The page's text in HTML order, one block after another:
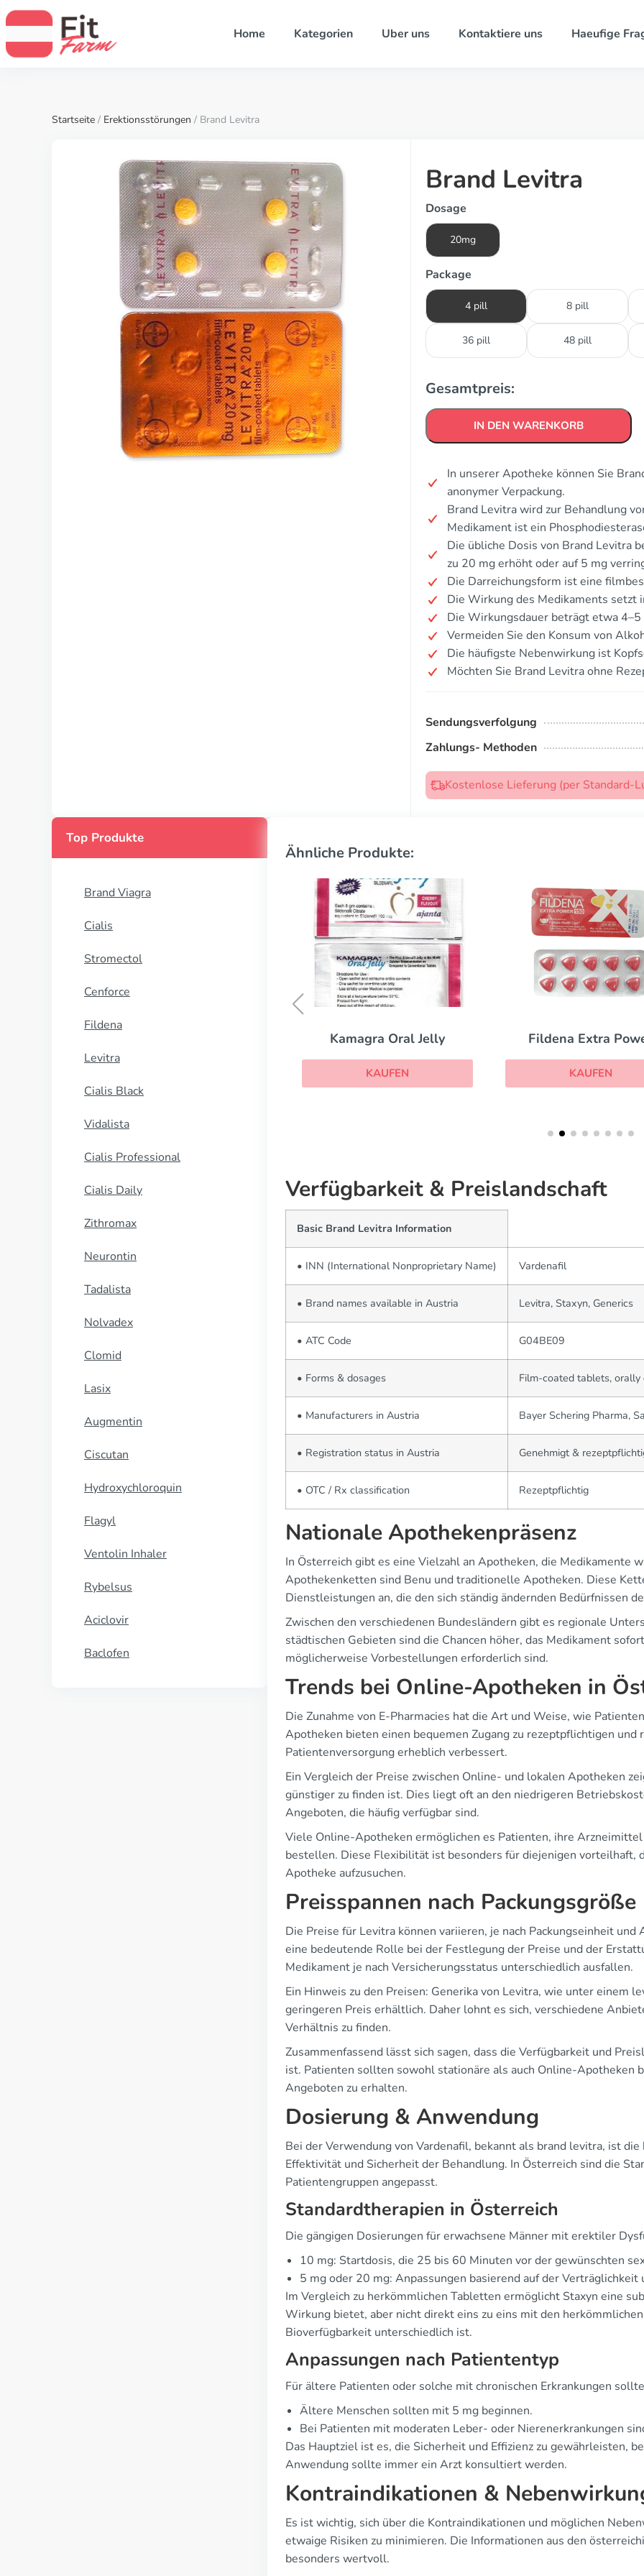
Home Kategorien Uber uns Kontaktiere uns Haeufige
Startseite / Erektionsstörungen / Brand Levitra
Brand Levitra
Dosage
20mg
Package
4 pill 8 pill
36 pill 48 pill
Gesamtpreis:
IN DEN WARENKORB
In unserer Apotheke können Sie
anonymer Verpackung.
Brand Levitra wird zur Behandlung
Medikament ist ein
Die übliche Dosis von Brand Levitra
zu 20 mg erhöht oder auf 5 mg
Die Darreichungsform ist eine
Die Wirkung des Medikaments setzt
Die Wirkungsdauer beträgt etwa 4–5
Vermeiden Sie den Konsum von
Die häufigste Nebenwirkung ist
Möchten Sie Brand Levitra ohne
Sendungsverfolgung
Zahlungs- Methoden
Kostenlose Lieferung (per
Top Produkte
Brand Viagra
Cialis
Stromectol
Cenforce
Fildena
Levitra
Cialis Black
Vidalista
Cialis Professional
Cialis Daily
Zithromax
Neurontin
Tadalista
Nolvadex
Clomid
Lasix
Augmentin
Ciscutan
Hydroxychloroquin
Flagyl
Ventolin Inhaler
Rybelsus
Aciclovir
Baclofen
Ähnliche Produkte:
Fildena Extra Power
KAUFEN
Cobra 120
KAUFEN
Verfügbarkeit & Preislandschaft
Basic Brand Levitra Information
• INN (International Nonproprietary Name) Vardenafil
• Brand names available in Austria Levitra, Staxyn, Generics
• ATC Code G04BE09
• Forms & dosages Film-coated tablets,
• Manufacturers in Austria Bayer Schering Pharma,
• Registration status in Austria Genehmigt &
• OTC / Rx classification Rezeptpflichtig
Nationale Apothekenpräsenz
In Österreich gibt es eine Vielzahl an Apotheken, die Medikamente
Apothekenketten sind Benu und traditionelle Apotheken. Diese
Dienstleistungen an, die den sich ständig ändernden Bedürfnissen
Zwischen den verschiedenen Bundesländern gibt es regionale
städtischen Gebieten sind die Chancen höher, das Medikament
möglicherweise Vorbestellungen erforderlich sind.
Trends bei Online-Apotheken in
Die Zunahme von E-Pharmacies hat die Art und Weise, wie
Apotheken bieten einen bequemen Zugang zu rezeptpflichtigen und
Patientenversorgung erheblich verbessert.
Ein Vergleich der Preise zwischen Online- und lokalen Apotheken
günstiger zu finden ist. Dies liegt oft an den niedrigeren
Angeboten, die häufig verfügbar sind.
Viele Online-Apotheken ermöglichen es Patienten, ihre Arzneimittel
bestellen. Diese Flexibilität ist besonders für diejenigen vorteilhaft,
Apotheke aufzusuchen.
Preisspannen nach Packungsgröße
Die Preise für Levitra können variieren, je nach Packungseinheit
eine bedeutende Rolle bei der Festlegung der Preise und der
Medikament je nach Versicherungsstatus unterschiedlich ausfallen.
Ein Hinweis zu den Preisen: Generika von Levitra, wie unter einem
geringeren Preis erhältlich. Daher lohnt es sich, verschiedene
Verhältnis zu finden.
Zusammenfassend lässt sich sagen, dass die Verfügbarkeit und
ist. Patienten sollten sowohl stationäre als auch Online-Apotheken
Angeboten zu erhalten.
Dosierung & Anwendung
Bei der Verwendung von Vardenafil, bekannt als brand levitra, ist
Effektivität und Sicherheit der Behandlung. In Österreich sind die
Patientengruppen angepasst.
Standardtherapien in Österreich
Die gängigen Dosierungen für erwachsene Männer mit erektiler
10 mg: Startdosis, die 25 bis 60 Minuten vor der gewünschten
5 mg oder 20 mg: Anpassungen basierend auf der
Im Vergleich zu herkömmlichen Tabletten ermöglicht Staxyn eine
Wirkung bietet, aber nicht direkt eins zu eins mit den
Bioverfügbarkeit unterschiedlich ist.
Anpassungen nach Patiententyp
Für ältere Patienten oder solche mit chronischen Erkrankungen
Ältere Menschen sollten mit 5 mg beginnen.
Bei Patienten mit moderaten Leber- oder Nierenerkrankungen
Das Hauptziel ist es, die Sicherheit und Effizienz zu gewährleisten,
Anwendung sollte immer ein Arzt konsultiert werden.
Kontraindikationen &
Es ist wichtig, sich über die Kontraindikationen und möglichen
etwaige Risiken zu minimieren. Die Informationen aus den
besonders wertvoll.